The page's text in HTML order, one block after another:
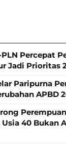
Percepat
Jadi Prioritas
Paripurna
APBD
Usia 40 Bukan